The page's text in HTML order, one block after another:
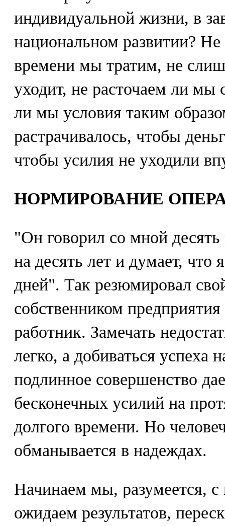
индивидуальной жизни, в
национальном развитии?
времени мы тратим, не
уходит, не расточаем ли
ли мы условия таким
растрачивалось, чтобы
чтобы усилия не уходили
НОРМИРОВАНИЕ
"Он говорил со мной
на десять лет и думает, что
дней". Так резюмировал
собственником
работник. Замечать
легко, а добиваться успеха
подлинное совершенство
бесконечных усилий на
долгого времени. Но
обманывается в надеждах.
Начинаем мы, разумеется, с
ожидаем результатов,